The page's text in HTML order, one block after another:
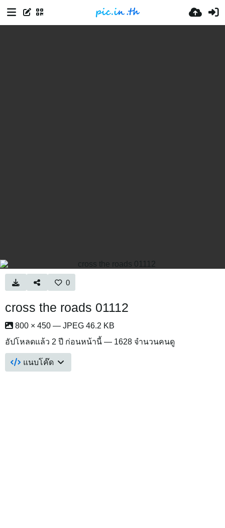
0
cross the roads 01112
800 × 450 — JPEG 46.2 KB
อัปโหลดแล้ว 2 ปี ก่อนหน้านี้ — 1628 จำนวนคนดู
แนบโค๊ด